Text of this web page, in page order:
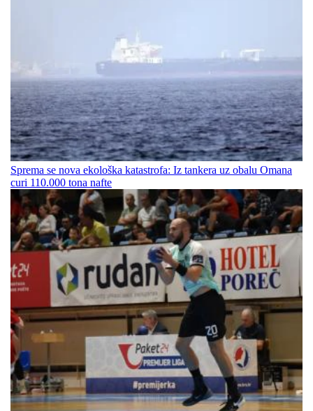
Sprema se nova ekološka katastrofa: Iz tankera uz obalu Omana
curi 110.000 tona nafte